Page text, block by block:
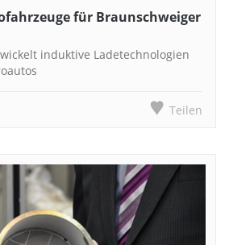
für Braunschweiger
induktive Ladetechnologien
Teilen